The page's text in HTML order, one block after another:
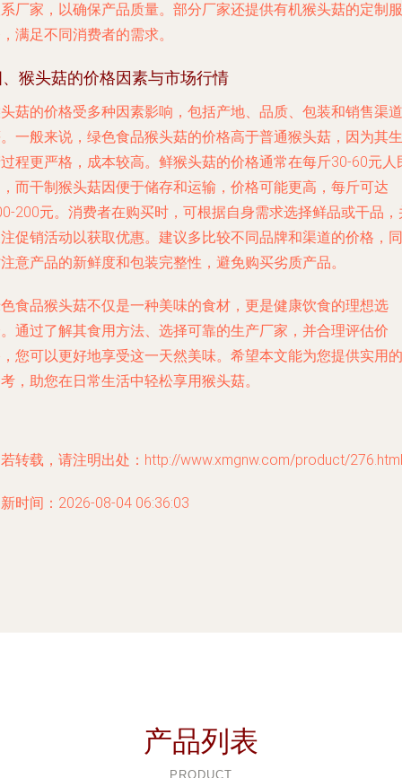
厂家，以确保产品质量。部分厂家还提供有机猴头菇的定制服
满足不同消费者的需求。
猴头菇的价格因素与市场行情
菇的价格受多种因素影响，包括产地、品质、包装和销售渠道
一般来说，绿色食品猴头菇的价格高于普通猴头菇，因为其生
程更严格，成本较高。鲜猴头菇的价格通常在每斤30-60元人
而干制猴头菇因便于储存和运输，价格可能更高，每斤可达
200元。消费者在购买时，可根据自身需求选择鲜品或干品，
促销活动以获取优惠。建议多比较不同品牌和渠道的价格，同
意产品的新鲜度和包装完整性，避免购买劣质产品。
食品猴头菇不仅是一种美味的食材，更是健康饮食的理想选
通过了解其食用方法、选择可靠的生产厂家，并合理评估价
您可以更好地享受这一天然美味。希望本文能为您提供实用的
，助您在日常生活中轻松享用猴头菇。
转载，请注明出处：http://www.xmgnw.com/product/276.html
时间：2026-08-04 06:36:03
产品列表
PRODUCT